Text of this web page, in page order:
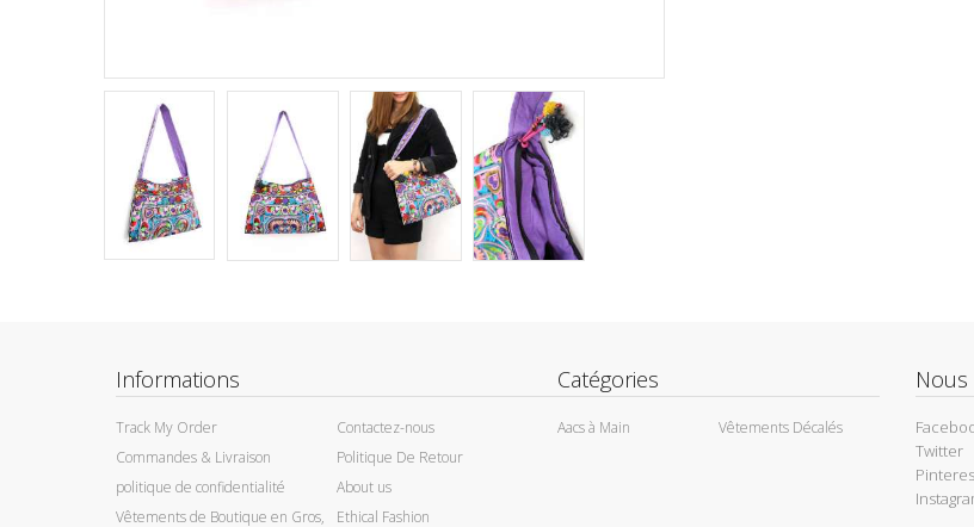
Informations
Track My Order
Contactez-nous
Commandes & Livraison
Politique De Retour
politique de confidentialité
About us
Vêtements de Boutique en Gros,
Ethical Fashion
Catégories
Aacs à Main Vêtements Décalés
Nous
Twitter